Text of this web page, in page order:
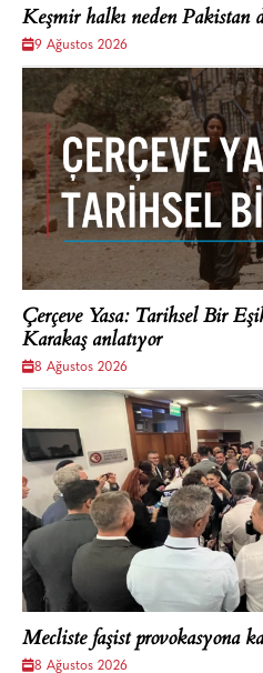
Keşmir halkı neden Pakistan
9 Ağustos 2026
Çerçeve Yasa: Tarihsel Bir
Karakaş anlatıyor
8 Ağustos 2026
Mecliste faşist provokasyona
8 Ağustos 2026